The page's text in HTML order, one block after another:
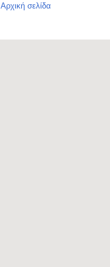
Αρχική σελίδα